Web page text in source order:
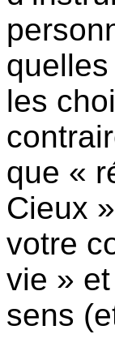
les
que «
Cieux
votre
vie »
sens